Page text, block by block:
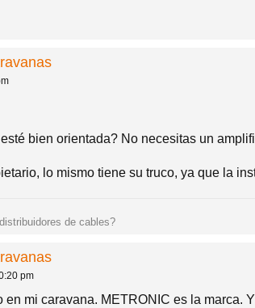
bien orientada? No necesitas un
lo mismo tiene su truco, ya que la
de cables?
pm
en mi caravana. METRONIC es la